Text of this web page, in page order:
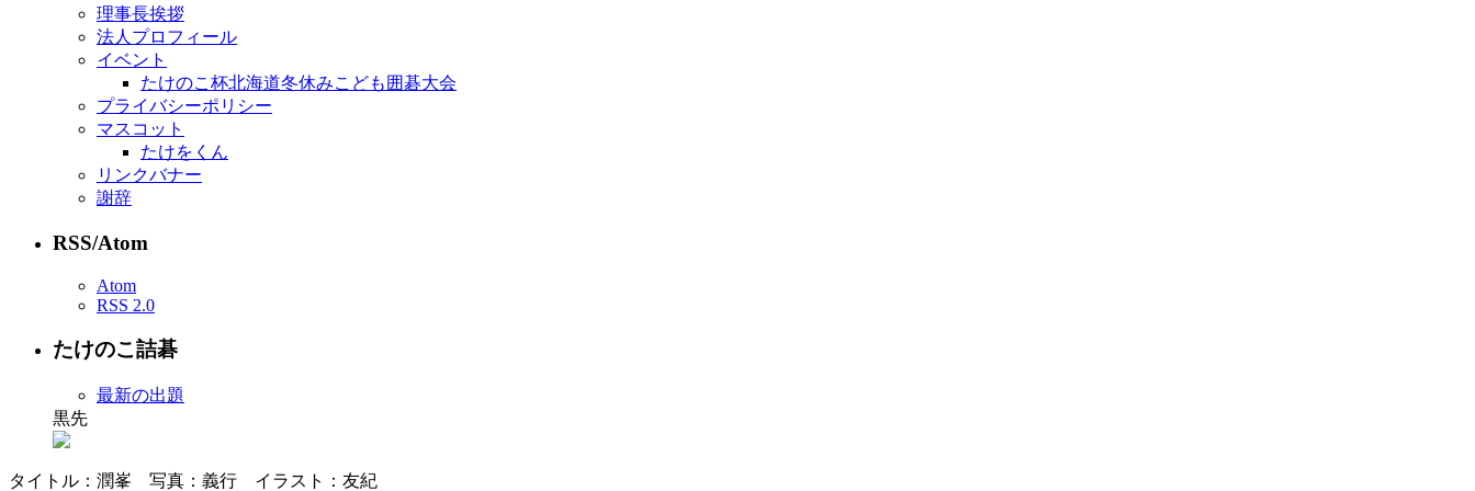
理事長挨拶
法人プロフィール
イベント
たけのこ杯北海道冬休みこども囲碁大会
プライバシーポリシー
マスコット
たけをくん
リンクバナー
謝辞
RSS/Atom
Atom
RSS 2.0
たけのこ詰碁
最新の出題
黒先
タイトル：潤峯 写真：義行 イラスト：友紀